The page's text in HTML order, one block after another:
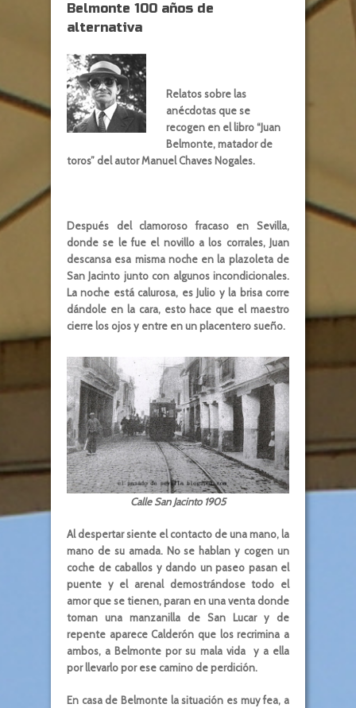
Belmonte 100 años de
alternativa
Relatos sobre las
anécdotas que se
recogen en el libro “Juan
Belmonte, matador de
toros” del autor Manuel Chaves Nogales.
Después del clamoroso fracaso en Sevilla,
donde se le fue el novillo a los corrales, Juan
descansa esa misma noche en la plazoleta de
San Jacinto junto con algunos incondicionales.
La noche está calurosa, es Julio y la brisa corre
dándole en la cara, esto hace que el maestro
cierre los ojos y entre en un placentero sueño.
Calle San Jacinto 1905
Al despertar siente el contacto de una mano, la
mano de su amada. No se hablan y cogen un
coche de caballos y dando un paseo pasan el
puente y el arenal demostrándose todo el
amor que se tienen, paran en una venta donde
toman una manzanilla de San Lucar y de
repente aparece Calderón que los recrimina a
ambos, a Belmonte por su mala vida y a ella
por llevarlo por ese camino de perdición.
En casa de Belmonte la situación es muy fea, a